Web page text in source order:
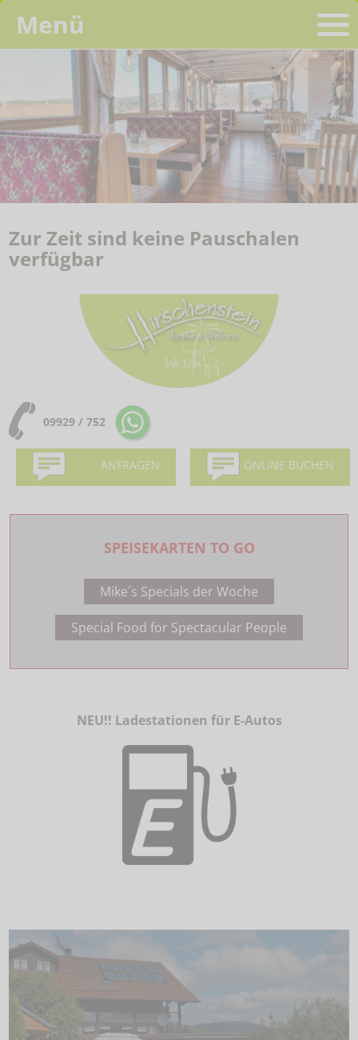
Zur Zeit sind keine Pauschalen
verfügbar
Menü
09929 / 752
ANFRAGEN ONLINE BUCHEN
SPEISEKARTEN TO GO
Mike´s Specials der Woche
Special Food for Spectacular People
NEU!! Ladestationen für E-Autos